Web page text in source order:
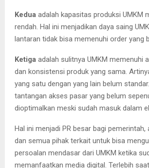
Kedua adalah kapasitas produksi UMKM
rendah. Hal ini menjadikan daya saing
lantaran tidak bisa memenuhi order yang
Ketiga adalah sulitnya UMKM memenuhi
dan konsistensi produk yang sama.
yang satu dengan yang lain belum
tantangan akses pasar yang belum
dioptimalkan meski sudah masuk dalam
Hal ini menjadi PR besar bagi
dan semua pihak terkait untuk bisa
persoalan mendasar dari UMKM ketika
memanfaatkan media digital. Terlebih